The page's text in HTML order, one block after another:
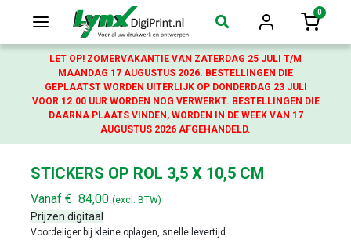
Login
0
LET OP! ZOMERVAKANTIE VAN ZATERDAG 25 JULI T/M
MAANDAG 17 AUGUSTUS 2026. BESTELLINGEN DIE
GEPLAATST WORDEN UITERLIJK OP DONDERDAG 23 JULI
VOOR 12.00 UUR WORDEN NOG VERWERKT. BESTELLINGEN DIE
DAARNA PLAATS VINDEN, WORDEN IN DE WEEK VAN 17
AUGUSTUS 2026 AFGEHANDELD.
STICKERS OP ROL 3,5 X 10,5 CM
Vanaf € 84,00 (excl. BTW)
Prijzen digitaal
Voordeliger bij kleine oplagen, snelle levertijd.